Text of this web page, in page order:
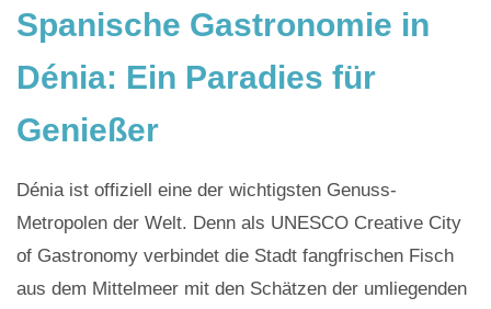
Spanische Gastronomie in
Dénia: Ein Paradies für
Genießer
Dénia ist offiziell eine der wichtigsten Genuss-
Metropolen der Welt. Denn als UNESCO Creative City
of Gastronomy verbindet die Stadt fangfrischen Fisch
aus dem Mittelmeer mit den Schätzen der umliegenden